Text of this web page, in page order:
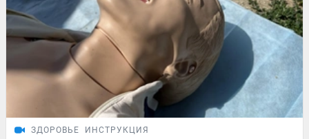
ЗДОРОВЬЕ ИНСТРУКЦИЯ